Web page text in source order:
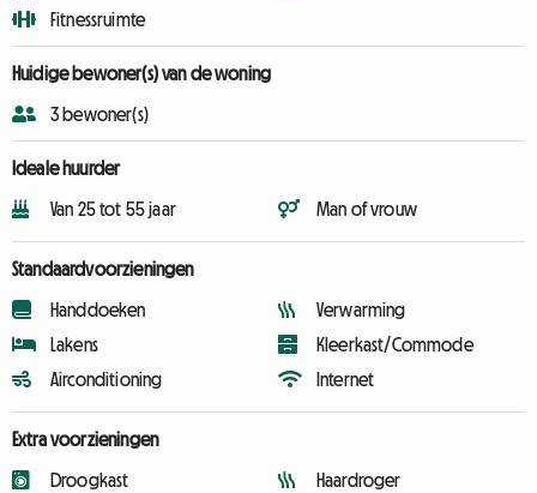
Fitnessruimte
Huidige bewoner(s) van de woning
3 bewoner(s)
Ideale huurder
Van 25 tot 55 jaar Man of vrouw
Standaardvoorzieningen
Handdoeken
Lakens
Airconditioning
Verwarming
Kleerkast/Commode
Internet
Extra voorzieningen
Droogkast
Haardroger